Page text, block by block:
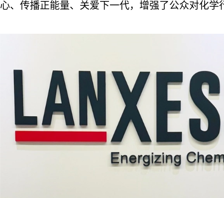
心、传播正能量、关爱下一代，增强了公众对化学